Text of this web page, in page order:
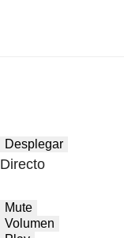
Desplegar
Directo
Mute
Volumen